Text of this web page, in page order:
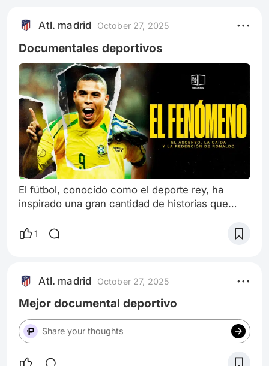
Atl. madrid October 27, 2025
Documentales deportivos
El fútbol, conocido como el deporte rey, ha
inspirado una gran cantidad de historias que
documentales deportivos se han convertido en
los jugadores, los equipos y la pasión de los
aficionados. A continuación, exploraremos
algunos de los mejores documentales
1
Atl. madrid October 27, 2025
Mejor documental deportivo
Share your thoughts